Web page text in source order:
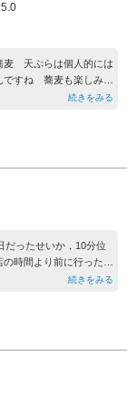
麦 天ぷらは個人的には
すね 蕎麦も楽しみで
心を豊かにしてくれると
勤めされている店員さ
のではないでしょうか
ね
続きをみる
だったせいか，10分位
時間より前に行った方
続きをみる